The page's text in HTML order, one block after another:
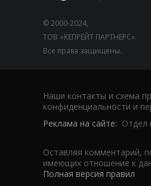
© 2000-2024,
ТОВ «КЕПРЕЙТ ПАРТНЕРС».
Все права защищены.
Наши контакты и схема
конфиденциальности и
Реклама на сайте: Отдел
Оставляя комментарий,
имеющих отношение к
Полная версия правил